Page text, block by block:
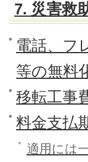
7. 災害救
電話、フ
等の無料
移転工事
料金支払
＊
適用には